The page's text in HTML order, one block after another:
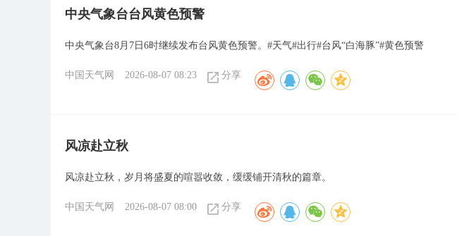
​中央气象台台风黄色预警
中央气象台8月7日6时继续发布台风黄色预警。#天气#出行#台风“白海豚”#黄色预警
中国天气网 2026-08-07 08:23 分享
风凉赴立秋
风凉赴立秋，岁月将盛夏的喧嚣收敛，缓缓铺开清秋的篇章。
中国天气网 2026-08-07 08:00 分享